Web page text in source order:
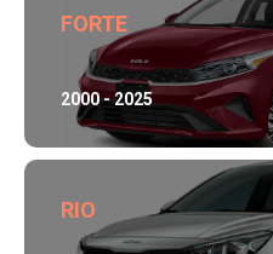
FORTE
2000 - 2025
RIO